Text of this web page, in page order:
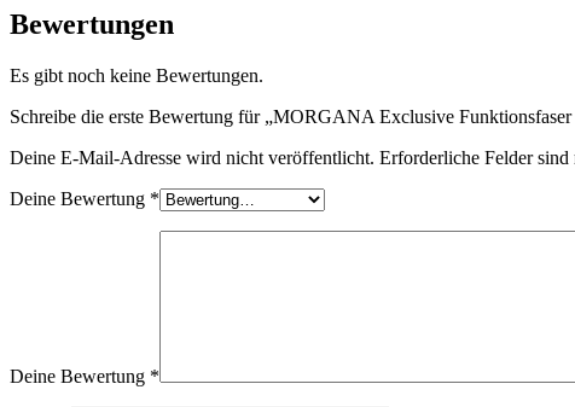
Bewertungen
Es gibt noch keine Bewertungen.
Schreibe die erste Bewertung für „MORGANA Exclusive
Deine E-Mail-Adresse wird nicht veröffentlicht. Erforderliche Felder sind
Deine Bewertung *
Deine Bewertung *